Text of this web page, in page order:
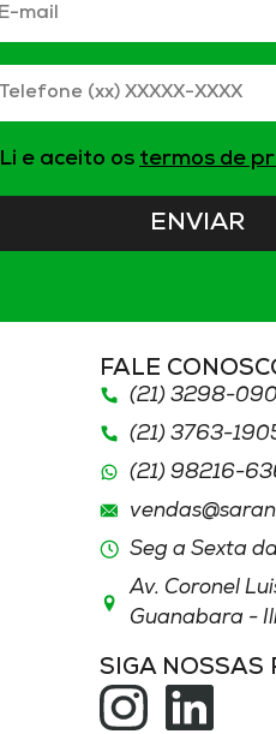
Li e aceito os termos de
ENVIAR
FALE
(21) 3298-
(21) 3763-
(21) 98216-
Seg a Sexta
Av. Coronel
Guanabara -
SIGA NOSSAS